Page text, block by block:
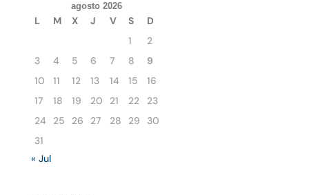
agosto 2026
L M X J V S
D
1
2
3
4 5 6 7 8
9
10
11 12 13 14 15
16
17
18 19 20 21 22
23
24
25 26 27 28 29
30
31
« Jul